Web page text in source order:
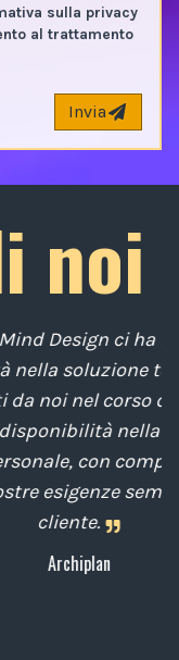
sulla privacy
al trattamento
Invia
noi
mostrato la sua
tempestiva dei
degli anni, con
gestione del
tecniche
attenti al